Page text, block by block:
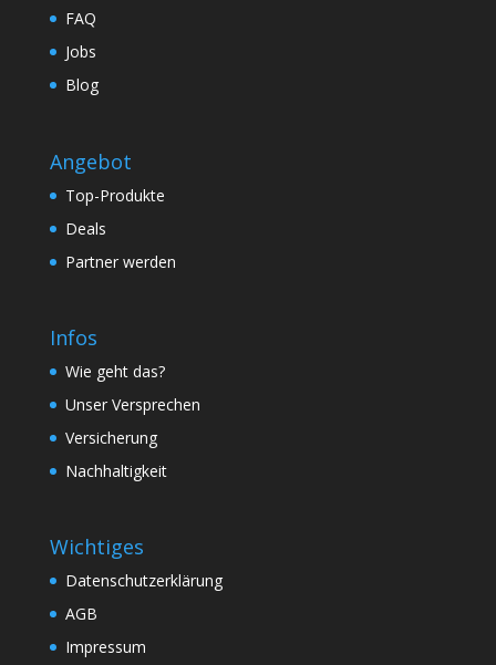
FAQ
Jobs
Blog
Angebot
Top-Produkte
Deals
Partner werden
Infos
Wie geht das?
Unser Versprechen
Versicherung
Nachhaltigkeit
Wichtiges
Datenschutzerklärung
AGB
Impressum